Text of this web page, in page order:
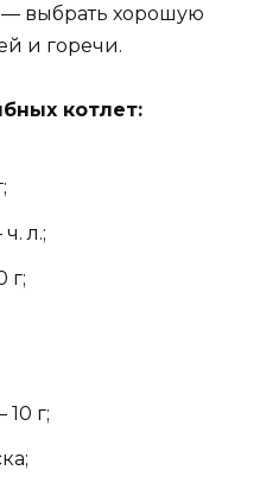
— выбрать хорошую
и горечи.
котлет:
л.;
г;
г;